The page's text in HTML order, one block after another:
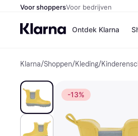
Voor shoppersVoor bedrijven
Ontdek Klarna
Klarna/Shoppen/Kleding/
-13%